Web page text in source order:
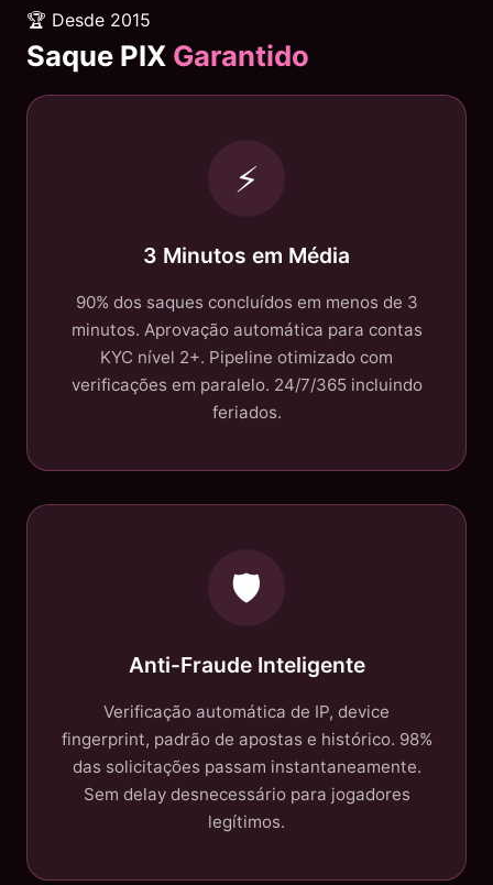
🏆 Desde 2015
Saque PIX Garantido
⚡
3 Minutos em Média
90% dos saques concluídos em menos de 3
minutos. Aprovação automática para contas
KYC nível 2+. Pipeline otimizado com
verificações em paralelo. 24/7/365 incluindo
feriados.
🛡️
Anti-Fraude Inteligente
Verificação automática de IP, device
fingerprint, padrão de apostas e histórico. 98%
das solicitações passam instantaneamente.
Sem delay desnecessário para jogadores
legítimos.